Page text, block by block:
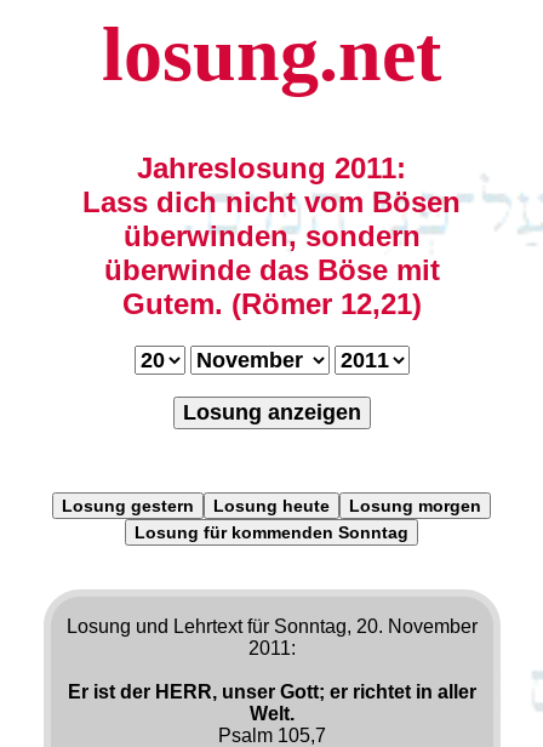
losung.net
Jahreslosung 2011:
Lass dich nicht vom Bösen
überwinden, sondern
überwinde das Böse mit
Gutem. (Römer 12,21)
Losung anzeigen
Losung gestern Losung heute
Losung morgen
Losung für kommenden Sonntag
Losung und Lehrtext für Sonntag, 20. November
2011:
Er ist der HERR, unser Gott; er richtet in aller
Welt.
Psalm 105,7